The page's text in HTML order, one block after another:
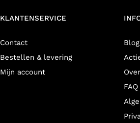
KLANTENSERVICE
Contact
Bestellen & levering
Mijn account
Blog
FAQ